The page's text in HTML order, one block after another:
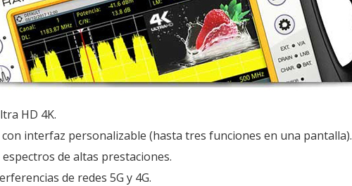
HD 4K.
interfaz personalizable (hasta tres funciones en una pantalla).
de altas prestaciones.
de redes 5G y 4G.